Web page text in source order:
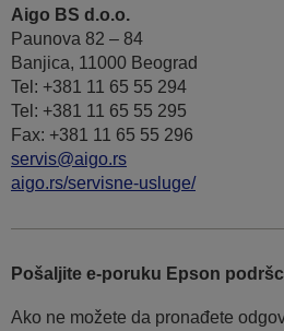
Aigo BS d.o.o.
Paunova 82 – 84
Banjica, 11000 Beograd
Tel: +381 11 65 55 294
Tel: +381 11 65 55 295
Fax: +381 11 65 55 296
servis@aigo.rs
aigo.rs/servisne-usluge/
Pošaljite e-poruku Epson
Ako ne možete da pronađete